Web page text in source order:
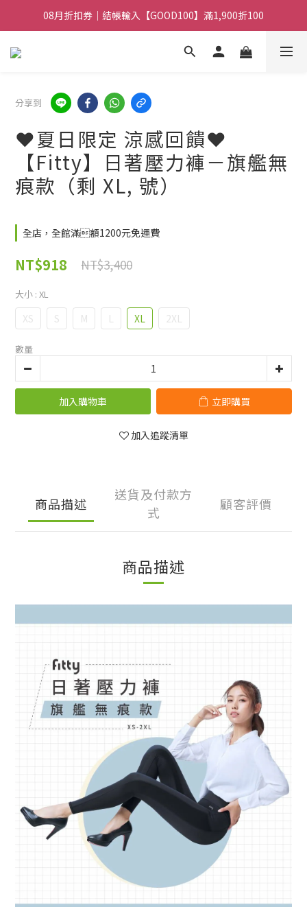
08月折扣券｜結帳輸入【GOOD100】滿1,900折100
08月折扣券｜結帳輸入【GOOD250】滿2,500折200
08月折扣券｜結帳輸入【GOOD100】滿1,900折100
分享到
❤️夏日限定 涼感回饋❤️
【Fitty】日著壓力褲－旗艦無
痕款（剩 XL, 號）
全店，全館滿額1200元免運費
NT$918 NT$3,400
大小 : XL
XS S M L XL 2XL
數量
加入購物車 立即購買
加入追蹤清單
商品描述
送貨及付款方
式
顧客評價
商品描述